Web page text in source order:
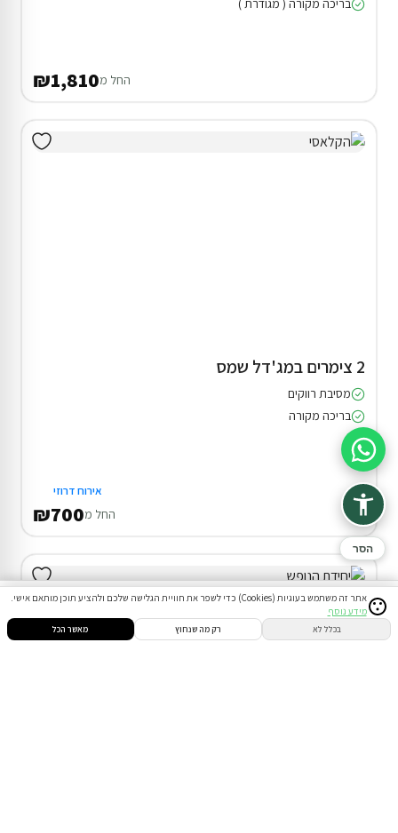
הזמנות הודעות התחבר
בריכה מקורה ( מגודרת )
החל מ₪1,810
2 צימרים במג'דל שמס
מסיבת רווקים
בריכה מקורה
אירוח דרוזי
החל מ₪700
אתר זה משתמש בעוגיות (Cookies) כדי לשפר את חוויית הגלישה שלכם ולהציע תוכן מותאם אישי.
מידע נוסף
בכלל לא רק מה שנחוץ מאשר הכל
סיוע בהזמנה
הסר